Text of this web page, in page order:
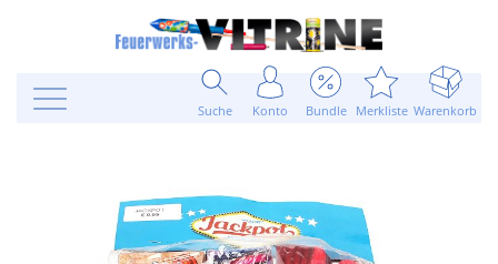
Suche Konto Bundle Merkliste Warenkorb